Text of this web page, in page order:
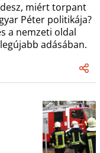
miért torpant
Péter politikája?
a nemzeti oldal
adásában.